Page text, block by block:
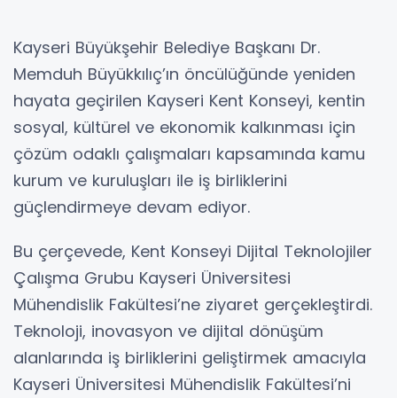
Kayseri Büyükşehir Belediye Başkanı Dr.
Memduh Büyükkılıç’ın öncülüğünde yeniden
hayata geçirilen Kayseri Kent Konseyi, kentin
sosyal, kültürel ve ekonomik kalkınması için
çözüm odaklı çalışmaları kapsamında kamu
kurum ve kuruluşları ile iş birliklerini
güçlendirmeye devam ediyor.
Bu çerçevede, Kent Konseyi Dijital Teknolojiler
Çalışma Grubu Kayseri Üniversitesi
Mühendislik Fakültesi’ne ziyaret gerçekleştirdi.
Teknoloji, inovasyon ve dijital dönüşüm
alanlarında iş birliklerini geliştirmek amacıyla
Kayseri Üniversitesi Mühendislik Fakültesi’ni